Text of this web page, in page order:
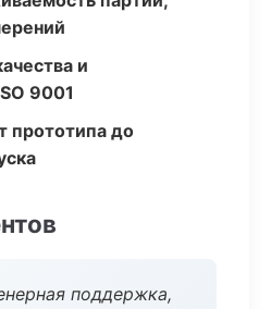
и
9001
прототипа до
поддержка,